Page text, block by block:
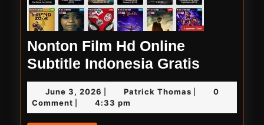
Nonton Film Hd Online
Subtitle Indonesia Gratis
Film
Hd
Online
June 3, 2026 June
3,
2026
Patrick ThomasPatrick
0
Comment
4:33 pm